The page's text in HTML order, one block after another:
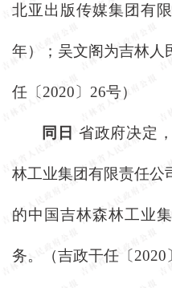
北亚出版传媒集团有
年）；吴文阁为吉林人
任〔2020〕26号）
同日 省政府决定
林工业集团有限责任公
的中国吉林森林工业
务。（吉政干任〔2020